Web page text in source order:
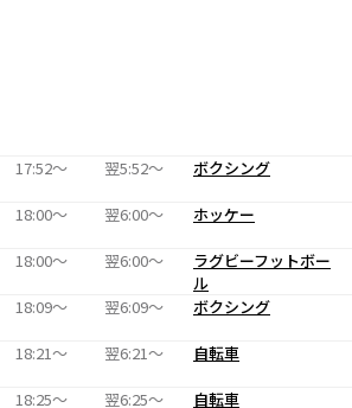
17:52〜 翌5:52〜 ボクシング
18:00〜
翌6:00〜 ホッケー
18:00〜
翌6:00〜
ラグビーフットボー
ル
18:09〜
翌6:09〜 ボクシング
18:21〜
翌6:21〜 自転車
18:25〜
翌6:25〜 自転車